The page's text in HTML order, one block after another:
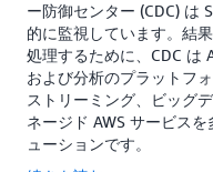
ー防御センター (CDC) は
的に監視しています。結
処理するために、CDC は
および分析のプラットフ
ストリーミング、ビッグ
ネージド AWS サービス
ューションです。